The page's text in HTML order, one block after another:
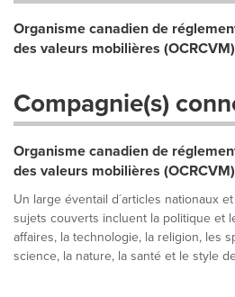
Organisme canadien de
des valeurs mobilières (OCRCVM)
Compagnie(s)
Organisme canadien de
des valeurs mobilières
Un large éventail d´articles nationaux
sujets couverts incluent la politique et
affaires, la technologie, la religion, les
science, la nature, la santé et le style